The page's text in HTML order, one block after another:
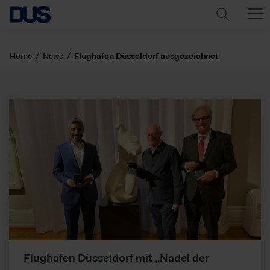
Home News Flughafen Düsseldorf ausgezeichnet
Flughafen Düsseldorf mit „Nadel der